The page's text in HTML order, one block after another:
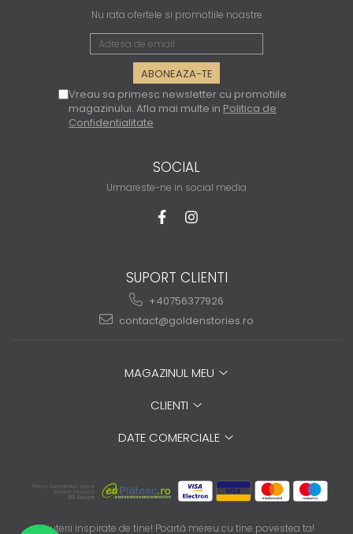
Nu rata ofertele si promotiile noastre
Vreau sa primesc newsletter cu promotiile
magazinului. Afla mai multe in Politica de
Confidentialitate
SOCIAL
Urmareste-ne in social media
SUPORT CLIENTI
+40756377926
contact@goldenstories.ro
MAGAZINUL MEU
CLIENTI
DATE COMERCIALE
Bijuterii inspirate de tine! Poartă mereu cu tine povestea ta!